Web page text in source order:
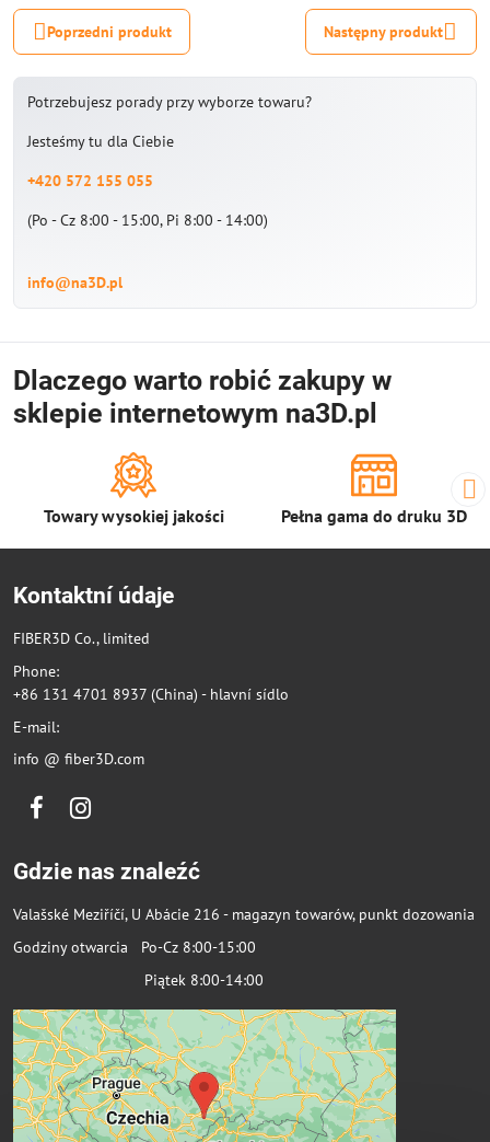
Poprzedni produkt Następny produkt
Potrzebujesz porady przy wyborze towaru?
Jesteśmy tu dla Ciebie
+420 572 155 055
(Po - Cz 8:00 - 15:00, Pi 8:00 - 14:00)
info@na3D.pl
Dlaczego warto robić zakupy w
sklepie internetowym na3D.pl
Towary wysokiej jakości Pełna gama do druku 3D
Kontaktní údaje
FIBER3D Co., limited
Phone:
+86 131 4701 8937 (China) - hlavní sídlo
E-mail:
info @ fiber3D.com
FacebookInstagram
Gdzie nas znaleźć
Valašské Meziříčí, U Abácie 216 - magazyn towarów, punkt dozowania
Godziny otwarcia Po-Cz 8:00-15:00
Piątek 8:00-14:00